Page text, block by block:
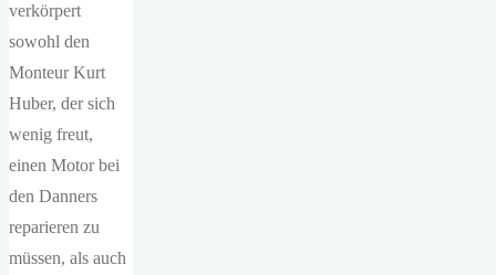
verkörpert
sowohl den
Monteur Kurt
Huber, der sich
wenig freut,
einen Motor bei
den Danners
reparieren zu
müssen, als auch